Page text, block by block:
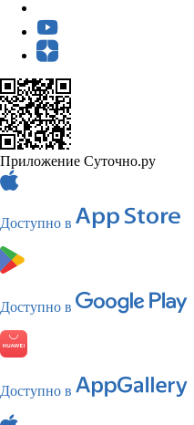
Приложение Суточно.ру
Доступно в
Доступно в
Доступно в